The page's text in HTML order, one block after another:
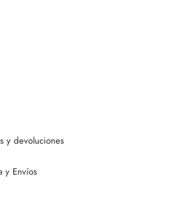
y devoluciones
y Envíos